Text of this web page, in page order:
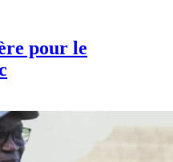
pour le